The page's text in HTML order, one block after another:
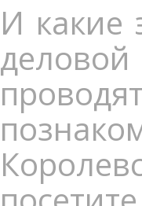
И какие